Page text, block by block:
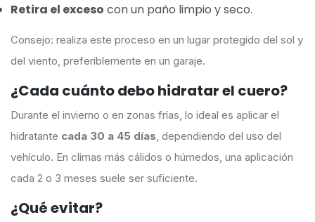
Retira el exceso con un paño limpio y seco.
Consejo: realiza este proceso en un lugar protegido del sol y
del viento, preferiblemente en un garaje.
¿Cada cuánto debo hidratar el cuero?
Durante el invierno o en zonas frías, lo ideal es aplicar el
hidratante cada 30 a 45 días , dependiendo del uso del
vehículo. En climas más cálidos o húmedos, una aplicación
cada 2 o 3 meses suele ser suficiente.
¿Qué evitar?